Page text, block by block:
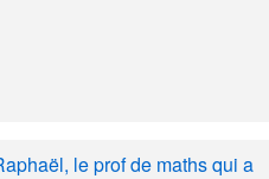
le prof de maths qui a